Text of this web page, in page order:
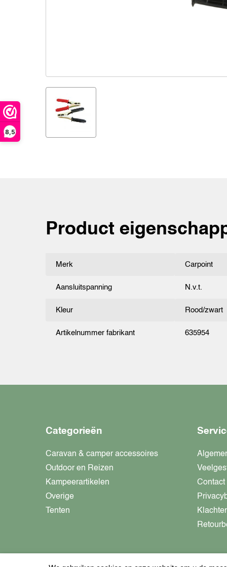
8,5
Product
Merk Carpoint
Aansluitspanning N.v.t.
Kleur Rood/zwart
Artikelnummer fabrikant 635954
Categorieën
Caravan & camper accessoires
Outdoor en Reizen
Kampeerartikelen
Overige
Tenten
Contact